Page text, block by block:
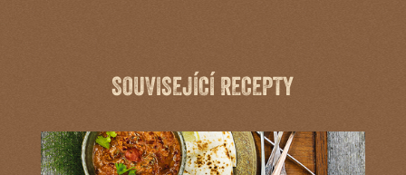
SOUVISEJÍCÍ RECEPTY